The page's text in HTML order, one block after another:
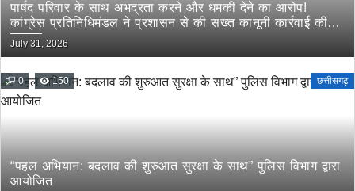
पार्षद परिवार के साथ अभद्रता करने और धमकी देने का आरोप!
कांग्रेस प्रतिनिधिमंडल ने प्रशासन से की सख्त कानूनी कार्रवाई की
मांग
July 31, 2026
0 150 छत्तीसगढ़
“पहल अभियान: बदलाव की शुरुआत सुरक्षा के साथ” पुलिस विभाग द्वारा
आयोजित